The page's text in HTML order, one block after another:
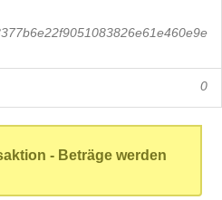
0
- Beträge werden